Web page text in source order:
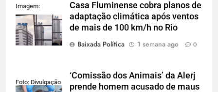
Imagem:
Reprodução
Casa Fluminense cobra planos de
adaptação climática após ventos
de mais de 100 km/h no Rio
Baixada Política
1 semana ago 0
Foto: Divulgação
‘Comissão dos Animais’ da Alerj
prende homem acusado de maus